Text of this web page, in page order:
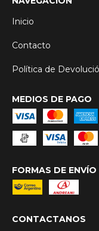
Inicio
Contacto
Política de
MEDIOS DE PAGO
FORMAS DE ENVÍO
CONTACTANOS